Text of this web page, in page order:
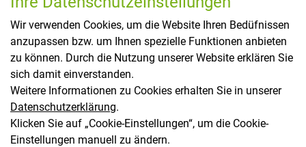
Österr. beschreibende Sortenliste
© Bundesamt für Ernährungssicherheit 2026
Wir verwenden Cookies, um die Website Ihren Bedüfnissen
anzupassen bzw. um Ihnen spezielle Funktionen anbieten
zu können. Durch die Nutzung unserer Website erklären Sie
sich damit einverstanden.
Weitere Informationen zu Cookies erhalten Sie in unserer
Datenschutzerklärung.
Klicken Sie auf „Cookie-Einstellungen“, um die Cookie-
Einstellungen manuell zu ändern.